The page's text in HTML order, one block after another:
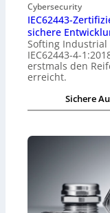
Cybersecurity
IEC62443-
sichere
Softing
IEC62443-4-
erstmals den
erreicht.
Sichere